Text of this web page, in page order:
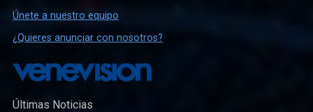
Únete a nuestro equipo
¿Quieres anunciar con nosotros?
Últimas Noticias